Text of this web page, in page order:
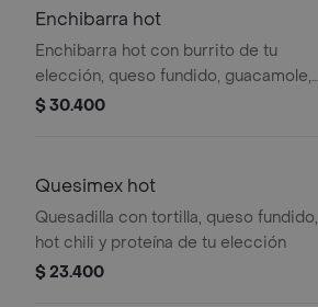
Enchibarra hot
Enchibarra hot con burrito de tu
elección, queso fundido, guacamole,
lechuga, arroz, frijol, cebolla,
$ 30.400
Quesimex hot
Quesadilla con tortilla, queso fundido,
hot chili y proteína de tu elección
$ 23.400